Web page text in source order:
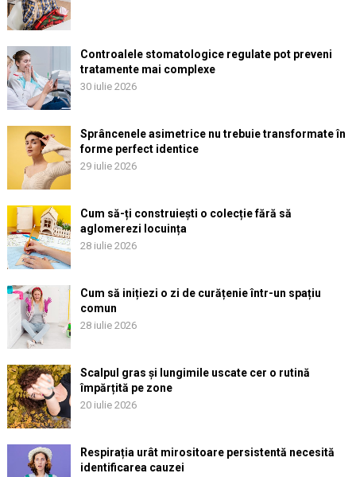
Controalele stomatologice regulate pot preveni
tratamente mai complexe
30 iulie 2026
Sprâncenele asimetrice nu trebuie transformate în
forme perfect identice
29 iulie 2026
Cum să-ți construiești o colecție fără să
aglomerezi locuința
28 iulie 2026
Cum să inițiezi o zi de curățenie într-un spațiu
comun
28 iulie 2026
Scalpul gras și lungimile uscate cer o rutină
împărțită pe zone
20 iulie 2026
Respirația urât mirositoare persistentă necesită
identificarea cauzei